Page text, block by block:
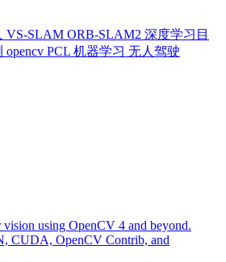
VS-SLAM ORB-SLAM2 深度学习目
PCL 机器学习 无人驾驶
using OpenCV 4 and beyond.
CUDA, OpenCV Contrib, and